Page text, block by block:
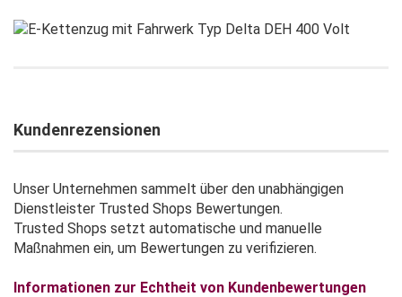
Kundenrezensionen
Unser Unternehmen sammelt über den unabhängigen
Dienstleister Trusted Shops Bewertungen.
Trusted Shops setzt automatische und manuelle
Maßnahmen ein, um Bewertungen zu verifizieren.
Informationen zur Echtheit von Kundenbewertungen